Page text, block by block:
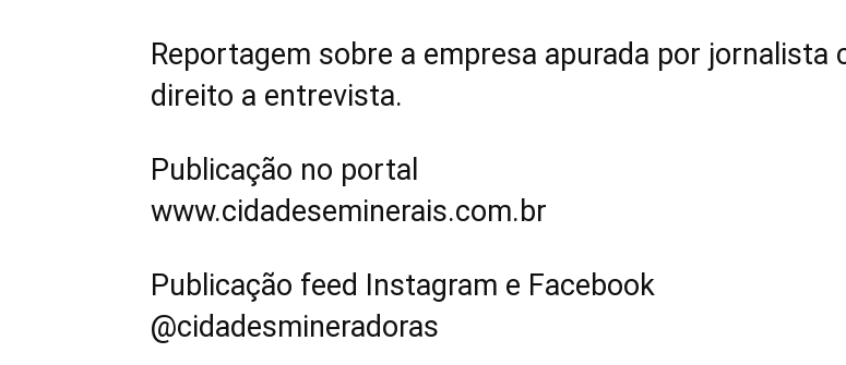
Reportagem sobre a empresa apurada por jornalista
direito a entrevista.
Publicação no portal
www.cidadeseminerais.com.br
Publicação feed Instagram e Facebook
@cidadesmineradoras